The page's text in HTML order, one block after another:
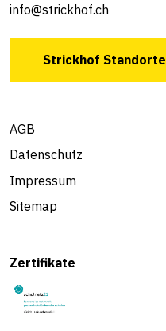
info@strickhof.ch
Strickhof Standorte
AGB
Datenschutz
Impressum
Sitemap
Zertifikate